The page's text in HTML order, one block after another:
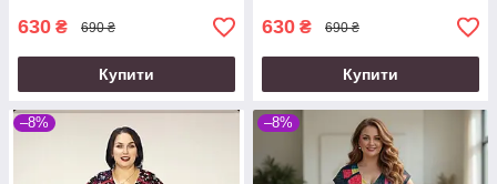
630 ₴ 690 ₴
Купити
630 ₴ 690 ₴
Купити
–8% –8%